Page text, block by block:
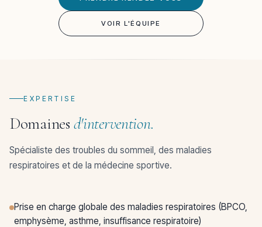
VOIR L'ÉQUIPE
EXPERTISE
Domainesd'intervention.
Spécialiste des troubles du sommeil, des maladies
respiratoires et de la médecine sportive.
Prise en charge globale des maladies respiratoires (BPCO,
emphysème, asthme, insuffisance respiratoire)